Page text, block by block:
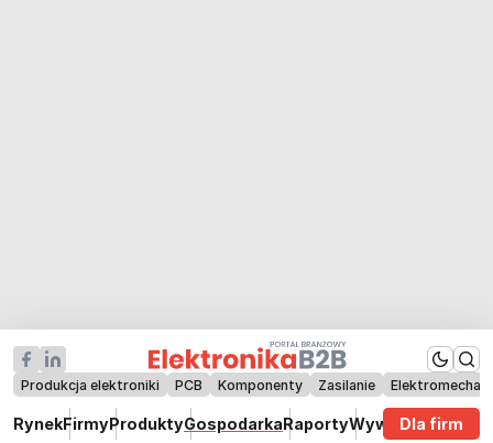
Produkcja elektroniki PCB Komponenty Zasilanie
RynekFirmyProduktyGospodarkaRaportyWywiadyDla firm